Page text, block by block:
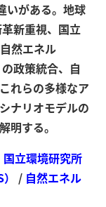
いがある。地球
新重視、国立
然エネル
政策統合、自
れらの多様なア
ナリオモデルの
明する。
国立環境研究所
/ 自然エネル